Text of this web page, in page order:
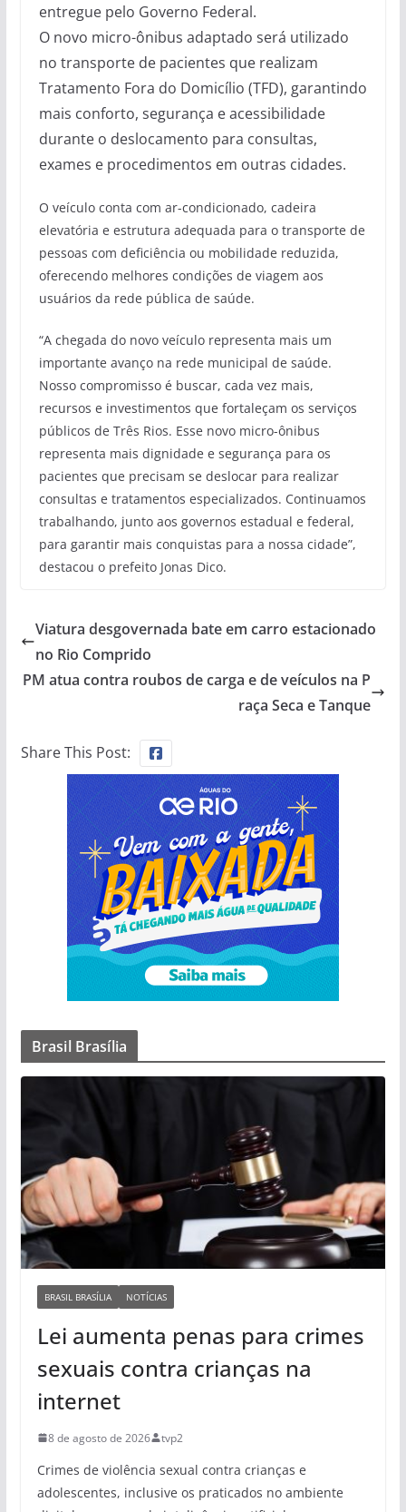
entregue pelo Governo Federal.
O novo micro-ônibus adaptado será utilizado
no transporte de pacientes que realizam
Tratamento Fora do Domicílio (TFD), garantindo
mais conforto, segurança e acessibilidade
durante o deslocamento para consultas,
exames e procedimentos em outras cidades.
O veículo conta com ar-condicionado, cadeira
elevatória e estrutura adequada para o transporte de
pessoas com deficiência ou mobilidade reduzida,
oferecendo melhores condições de viagem aos
usuários da rede pública de saúde.
“A chegada do novo veículo representa mais um
importante avanço na rede municipal de saúde.
Nosso compromisso é buscar, cada vez mais,
recursos e investimentos que fortaleçam os serviços
públicos de Três Rios. Esse novo micro-ônibus
representa mais dignidade e segurança para os
pacientes que precisam se deslocar para realizar
consultas e tratamentos especializados. Continuamos
trabalhando, junto aos governos estadual e federal,
para garantir mais conquistas para a nossa cidade”,
destacou o prefeito Jonas Dico.
Viatura desgovernada bate em carro estacionado
no Rio Comprido
PM atua contra roubos de carga e de veículos na P
raça Seca e Tanque
Share This Post:
Brasil Brasília
BRASIL BRASÍLIA NOTÍCIAS
Lei aumenta penas para crimes
sexuais contra crianças na
internet
8 de agosto de 2026 tvp2
Crimes de violência sexual contra crianças e
adolescentes, inclusive os praticados no ambiente